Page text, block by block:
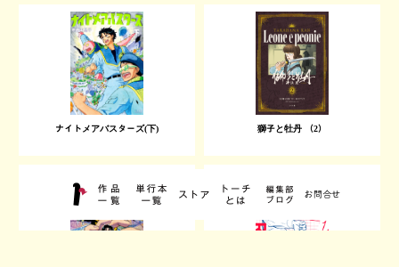
ナイトメアバスターズ(下) 獅子と牡丹 （2）